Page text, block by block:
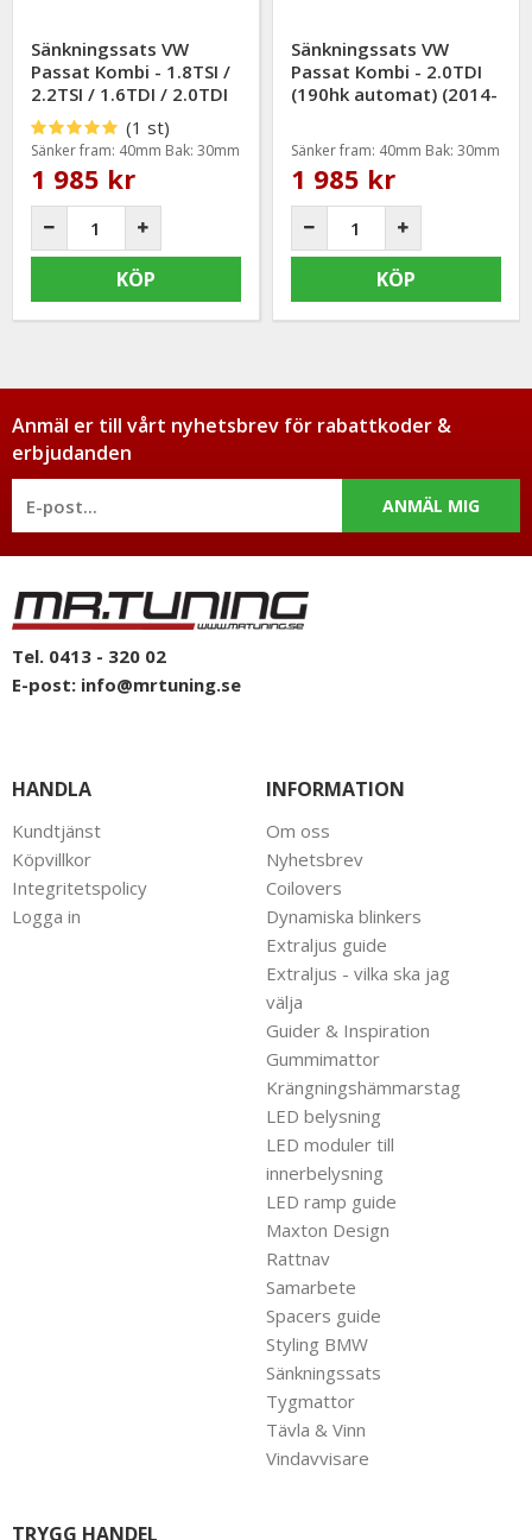
Sänkningssats VW
Passat Kombi - 1.8TSI /
2.2TSI / 1.6TDI / 2.0TDI
(150HP) / 2.0TDI (190hk
manuell) (2014-2022)
(40/30mm)
(1 st)
Sänker fram: 40mm Bak: 30mm
1 985 kr
KÖP
Sänkningssats VW
Passat Kombi - 2.0TDI
(190hk automat) (2014-
Sänker fram: 40mm Bak: 30mm
1 985 kr
KÖP
Anmäl er till vårt nyhetsbrev för rabattkoder &
erbjudanden
ANMÄL MIG
Tel. 0413 - 320 02
E-post: info@mrtuning.se
HANDLA
Kundtjänst
Köpvillkor
Integritetspolicy
Logga in
INFORMATION
Om oss
Nyhetsbrev
Coilovers
Dynamiska blinkers
Extraljus guide
Extraljus - vilka ska jag
välja
Guider & Inspiration
Gummimattor
Krängningshämmarstag
LED belysning
LED moduler till
innerbelysning
LED ramp guide
Maxton Design
Rattnav
Samarbete
Spacers guide
Styling BMW
Sänkningssats
Tygmattor
Tävla & Vinn
Vindavvisare
TRYGG HANDEL